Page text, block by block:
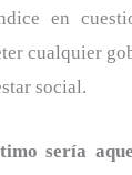
en
cualquier
social.
sería